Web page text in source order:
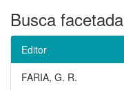
Busca facetada
Editor
FARIA, G. R.